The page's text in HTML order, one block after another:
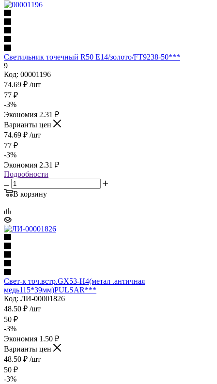
Светильник точечный R50 Е14/золото/FT9238-50***
9
Код: 00001196
74.69 ₽ /шт
77 ₽
-3%
Экономия 2.31 ₽
Варианты цен
74.69 ₽ /шт
77 ₽
-3%
Экономия 2.31 ₽
Подробности
В корзину
Свет-к точ.встр.GX53-H4(метал .античная
медь115*39мм)PULSAR***
Код: ЛИ-00001826
48.50 ₽ /шт
50 ₽
-3%
Экономия 1.50 ₽
Варианты цен
48.50 ₽ /шт
50 ₽
-3%